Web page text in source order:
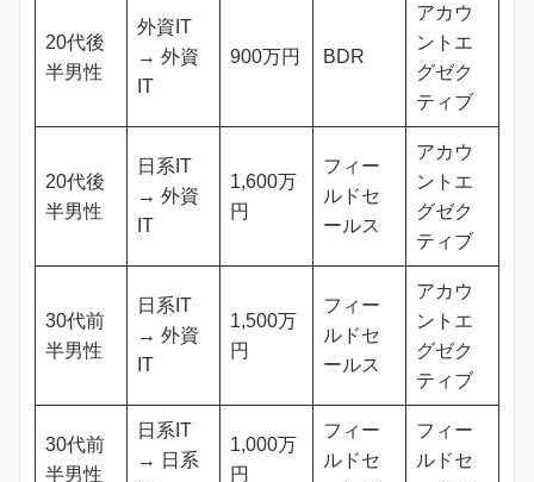
20代後
半男性
外資IT
→ 外資
IT
900万円 BDR
アカウ
ントエ
グゼク
ティブ
20代後
半男性
日系IT
→ 外資
IT
1,600万
円
フィー
ルドセ
ールス
アカウ
ントエ
グゼク
ティブ
30代前
半男性
日系IT
→ 外資
IT
1,500万
円
フィー
ルドセ
ールス
アカウ
ントエ
グゼク
ティブ
30代前
半男性
日系IT
→ 日系
1,000万
円
フィー
ルドセ
フィー
ルドセ